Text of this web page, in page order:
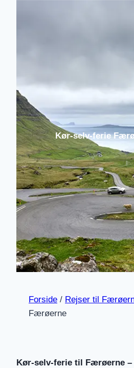
Kør-selv-ferie
Forside / Rejser til
Færøerne
Kør-selv-ferie til Færøerne